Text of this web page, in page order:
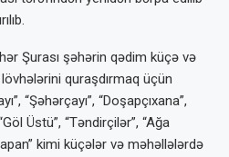
Şurası şəhərin qədim küçə və
quraşdırmaq üçün
“Şəhərçayı”, “Doşapçıxana”,
Üstü”, “Təndirçilər”, “Ağa
kimi küçələr və məhəllələrdə